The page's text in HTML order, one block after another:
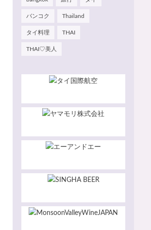
バンコク Thailand
タイ料理 THAI
THAI♡美人